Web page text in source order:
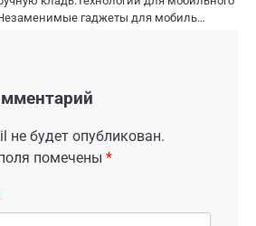
гаджеты для мобиль…
не будет опубликован.
помечены *